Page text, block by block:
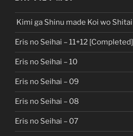
Kimi ga Shinu made Koi wo Shitai
Eris no Seihai – 11+12 [Completed]
Eris no Seihai – 10
Eris no Seihai – 09
Eris no Seihai – 08
Eris no Seihai – 07